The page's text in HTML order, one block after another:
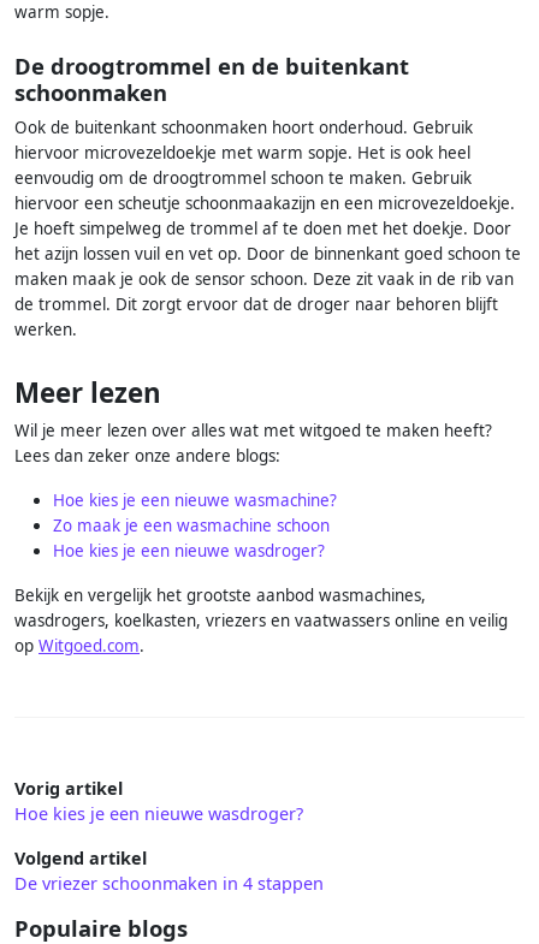
warm sopje.
De droogtrommel en de buitenkant
schoonmaken
Ook de buitenkant schoonmaken hoort onderhoud. Gebruik
hiervoor microvezeldoekje met warm sopje. Het is ook heel
eenvoudig om de droogtrommel schoon te maken. Gebruik
hiervoor een scheutje schoonmaakazijn en een microvezeldoekje.
Je hoeft simpelweg de trommel af te doen met het doekje. Door
het azijn lossen vuil en vet op. Door de binnenkant goed schoon te
maken maak je ook de sensor schoon. Deze zit vaak in de rib van
de trommel. Dit zorgt ervoor dat de droger naar behoren blijft
werken.
Meer lezen
Wil je meer lezen over alles wat met witgoed te maken heeft?
Lees dan zeker onze andere blogs:
Hoe kies je een nieuwe wasmachine?
Zo maak je een wasmachine schoon
Hoe kies je een nieuwe wasdroger?
Bekijk en vergelijk het grootste aanbod wasmachines,
wasdrogers, koelkasten, vriezers en vaatwassers online en veilig
op Witgoed.com.
Vorig artikel
Hoe kies je een nieuwe wasdroger?
Volgend artikel
De vriezer schoonmaken in 4 stappen
Populaire blogs